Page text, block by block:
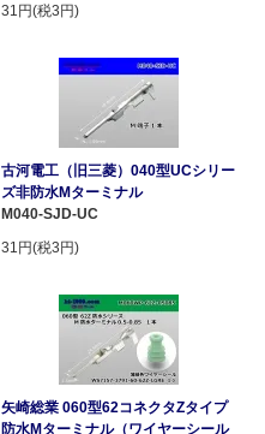
31円(税3円)
古河電工（旧三菱）040型UCシリー
ズ非防水Mターミナル
M040-SJD-UC
31円(税3円)
矢崎総業 060型62コネクタZタイプ
防水Mターミナル（ワイヤーシール